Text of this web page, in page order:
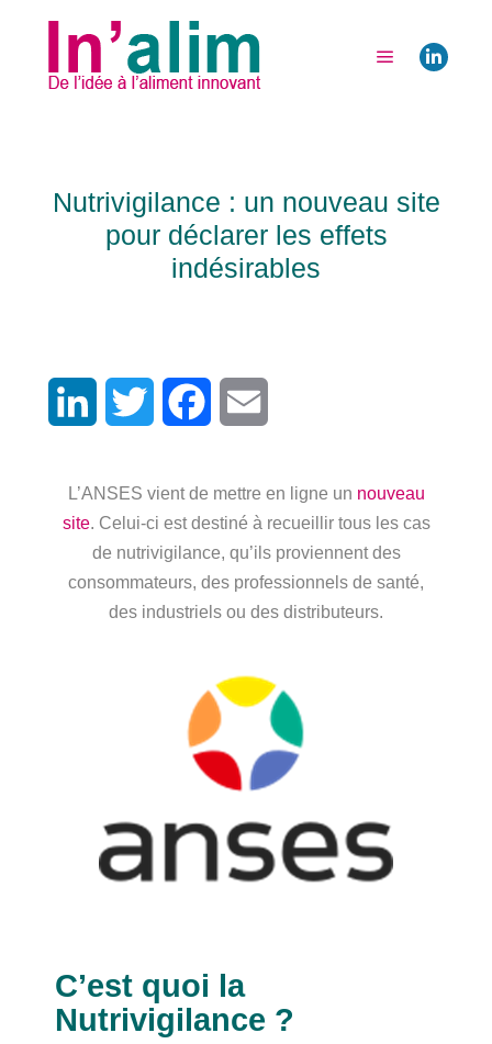
Nutrivigilance : un nouveau site
pour déclarer les effets
indésirables
LinkedIn Twitter Facebook
L’ANSES vient de mettre en ligne un nouveau
site. Celui-ci est destiné à recueillir tous les cas
de nutrivigilance, qu’ils proviennent des
consommateurs, des professionnels de santé,
des industriels ou des distributeurs.
C’est quoi la
Nutrivigilance ?